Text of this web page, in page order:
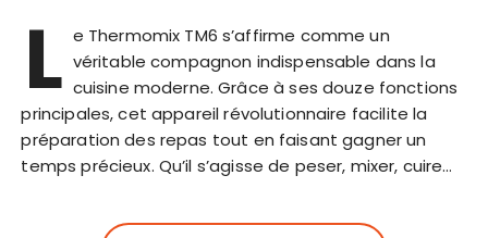
L e Thermomix TM6 s’affirme comme un
véritable compagnon indispensable dans la
cuisine moderne. Grâce à ses douze fonctions
principales, cet appareil révolutionnaire facilite la
préparation des repas tout en faisant gagner un
temps précieux. Qu’il s’agisse de peser, mixer, cuire…